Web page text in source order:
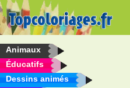
Animaux
Éducatifs
Dessins animés